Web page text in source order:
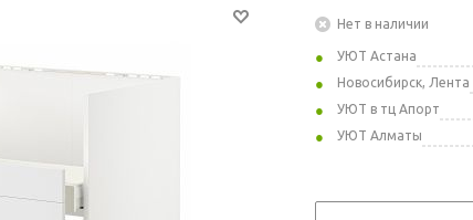
Нет в наличии
УЮТ Астана
Новосибирск, Лента
УЮТ в тц Апорт
УЮТ Алматы